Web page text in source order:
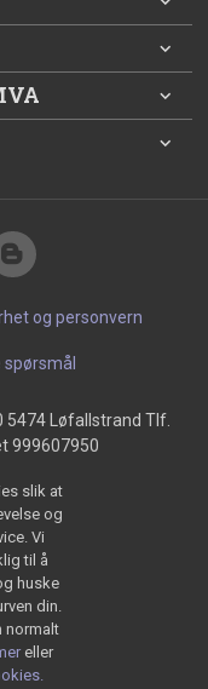
og personvern
5474 Løfallstrand Tlf.
999607950
slik at
og
Vi
til å
huske
din.
normalt
eller